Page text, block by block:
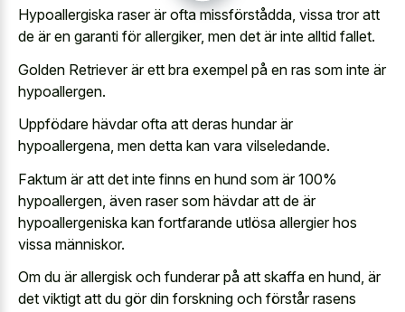
Hypoallergiska raser är ofta missförstådda, vissa tror att
de är en garanti för allergiker, men det är inte alltid fallet.
Golden Retriever är ett bra exempel på en ras som inte är
hypoallergen.
Uppfödare hävdar ofta att deras hundar är
hypoallergena, men detta kan vara vilseledande.
Faktum är att det inte finns en hund som är 100%
hypoallergen, även raser som hävdar att de är
hypoallergeniska kan fortfarande utlösa allergier hos
vissa människor.
Om du är allergisk och funderar på att skaffa en hund, är
det viktigt att du gör din forskning och förstår rasens